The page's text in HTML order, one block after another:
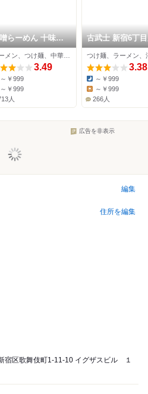
らーめん 十味や
3.49
～￥999
～￥999
人
古武士 新宿6丁
3.38
Dinner:
～￥999
～￥999
266人
広告を非表示
編集
住所を編集
宿区歌舞伎町1-11-10 イグザスビル １